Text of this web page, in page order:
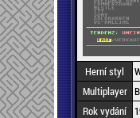
Herní styl
Multiplayer
Rok vydání